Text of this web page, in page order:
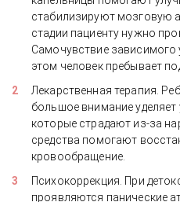
стабилизируют мозговую
стадии пациенту нужно
Самочувствие зависимого
этом человек пребывает
Лекарственная терапия.
большое внимание
которые страдают из-за
средства помогают
кровообращение.
Психокоррекция. При
проявляются панические